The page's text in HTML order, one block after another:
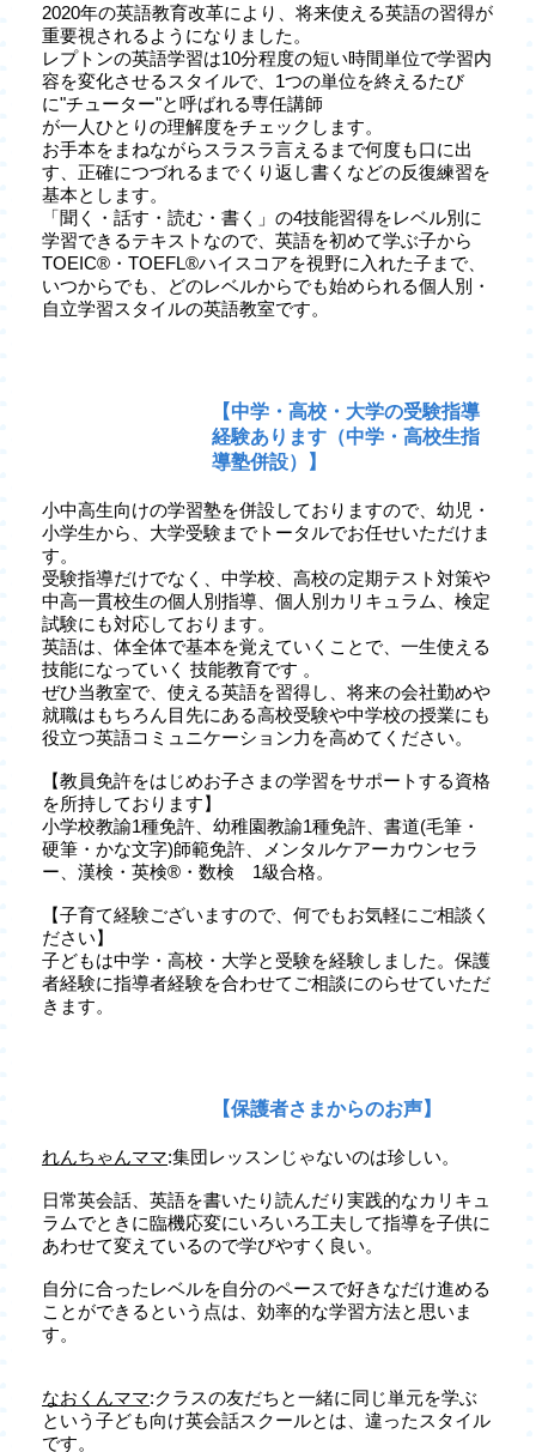
2020年の英語教育改革により、将来使える英語の習得が
重要視されるようになりました。
レプトンの英語学習は10分程度の短い時間単位で学習内
容を変化させるスタイルで、1つの単位を終えるたび
に"チューター"と呼ばれる専任講師
が一人ひとりの理解度をチェックします。
お手本をまねながらスラスラ言えるまで何度も口に出
す、正確につづれるまでくり返し書くなどの反復練習を
基本とします。
「聞く・話す・読む・書く」の4技能習得をレベル別に
学習できるテキストなので、英語を初めて学ぶ子から
TOEIC®・TOEFL®ハイスコアを視野に入れた子まで、
いつからでも、どのレベルからでも始められる個人別・
自立学習スタイルの英語教室です。
【中学・高校・大学の受験指導
経験あります（中学・高校生指
導塾併設）】
小中高生向けの学習塾を併設しておりますので、幼児・
小学生から、大学受験までトータルでお任せいただけま
す。
受験指導だけでなく、中学校、高校の定期テスト対策や
中高一貫校生の個人別指導、個人別カリキュラム、検定
試験にも対応しております。
英語は、体全体で基本を覚えていくことで、一生使える
技能になっていく 技能教育です 。
ぜひ当教室で、使える英語を習得し、将来の会社勤めや
就職はもちろん目先にある高校受験や中学校の授業にも
役立つ英語コミュニケーション力を高めてください。
【教員免許をはじめお子さまの学習をサポートする資格
を所持しております】
小学校教諭1種免許、幼稚園教諭1種免許、書道(毛筆・
硬筆・かな文字)師範免許、メンタルケアーカウンセラ
ー、漢検・英検®・数検 1級合格。
【子育て経験ございますので、何でもお気軽にご相談く
ださい】
子どもは中学・高校・大学と受験を経験しました。保護
者経験に指導者経験を合わせてご相談にのらせていただ
きます。
【保護者さまからのお声】
れんちゃんママ:集団レッスンじゃないのは珍しい。
日常英会話、英語を書いたり読んだり実践的なカリキュ
ラムでときに臨機応変にいろいろ工夫して指導を子供に
あわせて変えているので学びやすく良い。
自分に合ったレベルを自分のペースで好きなだけ進める
ことができるという点は、効率的な学習方法と思いま
す。
なおくんママ:クラスの友だちと一緒に同じ単元を学ぶ
という子ども向け英会話スクールとは、違ったスタイル
です。